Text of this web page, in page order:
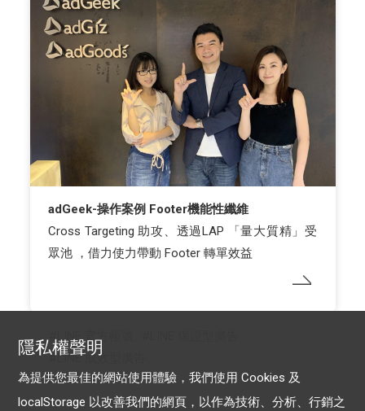
adGeek-操作案例 Footer機能性纖維
Cross Targeting 助攻、透過LAP 「量大質精」受
眾池 ，借力使力帶動 Footer 轉單效益
LINE 官方帳號
LINE 成效型廣告
隱私權聲明
為提供您最佳的網站使用體驗，我們使用 Cookies 及
localStorage 以改善我們的網頁，以作為技術、分析、行銷之